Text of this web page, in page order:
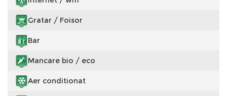
Gratar / Foisor
Bar
Mancare bio / eco
Aer conditionat